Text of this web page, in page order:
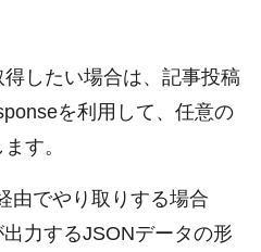
したい場合は、記事投稿
を利用して、任意の
す。
由でやり取りする場合
力するJSONデータの形